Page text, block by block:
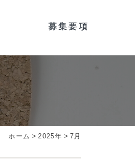
募集要項
ホーム >2025年 > 7月